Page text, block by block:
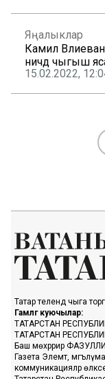
Яңалыклар
Камилә
ничәдә чыгыш
15.02.2022,
Татар телендә чыга
Гамәлгә куючылар:
ТАТАРСТАН
ТАТАРСТАН
Баш мөхәррир
Газета Элемтә,
коммуникацияләр